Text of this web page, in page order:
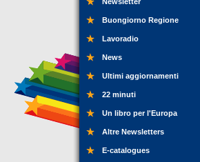
Buongiorno Regione
Lavoradio
News
Ultimi aggiornamenti
22 minuti
Un libro per l'Europa
Altre Newsletters
E-catalogues